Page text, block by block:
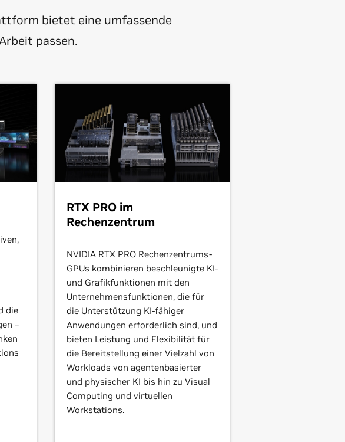
bietet eine umfassende
passen.
die
–
RTX PRO im
Rechenzentrum
NVIDIA RTX PRO Rechenzentrums-
GPUs kombinieren beschleunigte KI-
und Grafikfunktionen mit den
Unternehmensfunktionen, die für
die Unterstützung KI-fähiger
Anwendungen erforderlich sind, und
bieten Leistung und Flexibilität für
die Bereitstellung einer Vielzahl von
Workloads von agentenbasierter
und physischer KI bis hin zu Visual
Computing und virtuellen
Workstations.